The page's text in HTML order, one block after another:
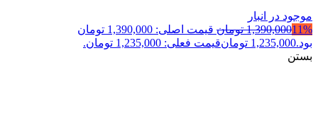
موجود در انبار
11%
1,390,000 تومان
قیمت اصلی: 1,390,000 تومان
بود.1,235,000 تومانقیمت فعلی: 1,235,000 تومان.
بستن